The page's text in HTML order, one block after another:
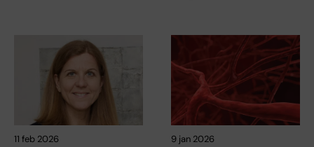
11 feb 2026 9 jan 2026